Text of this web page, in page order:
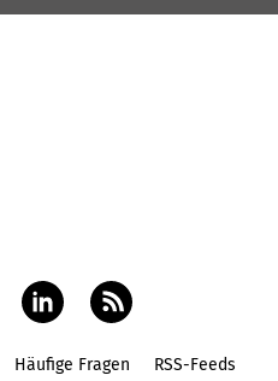
Häufige Fragen RSS-Feeds